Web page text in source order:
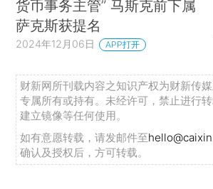
货币事务主管” 马斯克前下属
萨克斯获提名
2024年12月06日 APP打开
财新网所刊载内容之知识产权为财新传
专属所有或持有。未经许可，禁止进行
建立镜像等任何使用。
如有意愿转载，请发邮件至
确认及授权后，方可转载。